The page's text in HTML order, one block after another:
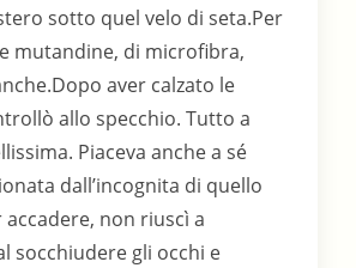
sotto quel velo di seta.Per
mutandine, di microfibra,
aver calzato le
allo specchio. Tutto a
Piaceva anche a sé
dall’incognita di quello
accadere, non riuscì a
socchiudere gli occhi e